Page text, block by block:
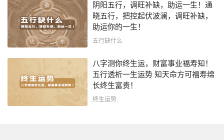
阴阳五行，调旺补缺，助运一生！通
晓五行，把控起伏波澜，调旺补缺，
助运你的一生！
五行缺什么
八字测你终生运，财富事业福寿知！
五行透析一生运势 知天命方可福寿绵
长终生富贵！
终生运势